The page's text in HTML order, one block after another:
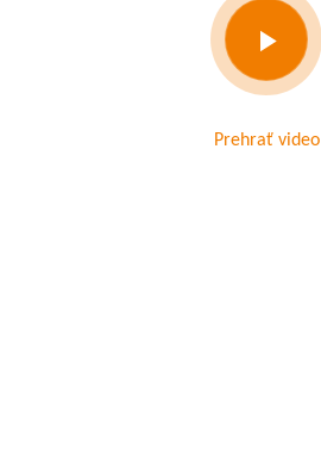
Prehrať video